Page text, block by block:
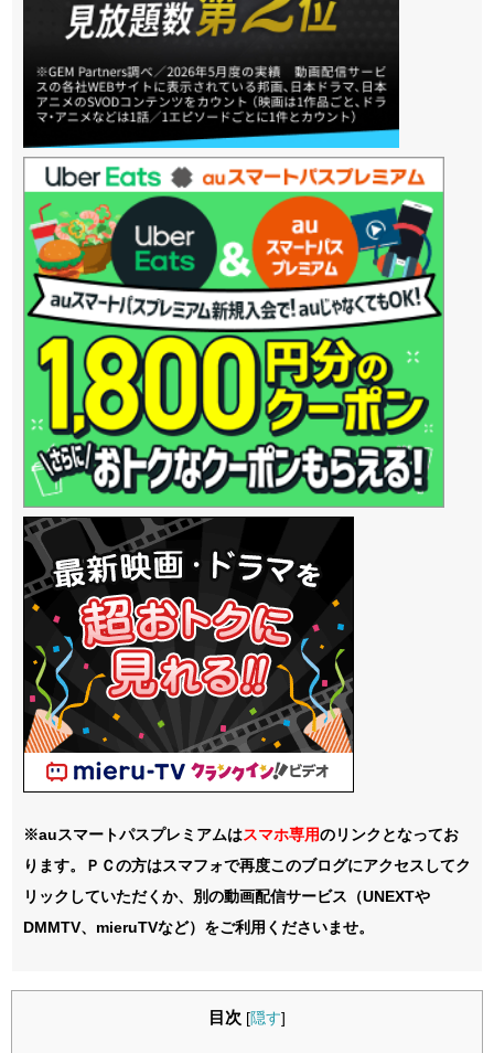
※auスマートパスプレミアムはスマホ専用のリンクとなってお
ります。ＰＣの方はスマフォで再度このブログにアクセスしてク
リックしていただくか、別の動画配信サービス（UNEXTや
DMMTV、mieruTVなど）をご利用くださいませ。
目次 [隠す]